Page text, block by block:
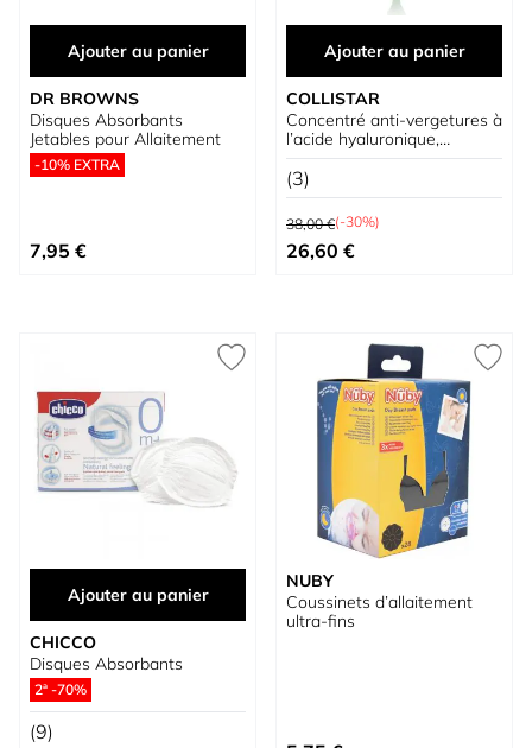
Ajouter au panier
DR BROWNS
Disques Absorbants
Jetables pour Allaitement
-10% EXTRA
7,95 €
Ajouter au panier
COLLISTAR
Concentré anti-vergetures à
l’acide hyaluronique,
élastine et collagène
(3)
Prix normal
38,00 €(-30%)
Prix spécial
26,60 €
Ajouter au panier
CHICCO
Disques Absorbants
2ª -70%
(9)
NUBY
Coussinets d’allaitement
ultra-fins